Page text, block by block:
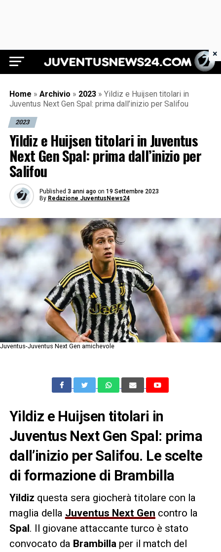
Juventus News 24
Home » Archivio » 2023 » Yildiz e Huijsen titolari in
Juventus Next Gen Spal: prima dall’inizio per Salifou
2023
Yildiz e Huijsen titolari in Juventus
Next Gen Spal: prima dall’inizio per
Salifou
Published 3 anni ago on 19 Settembre 2023
By Redazione JuventusNews24
Juventus-Juventus Next Gen amichevole
Yildiz e Huijsen titolari in
Juventus Next Gen Spal: prima
dall’inizio per Salifou. Le scelte
di formazione di Brambilla
Yildiz questa sera giocherà titolare con la
maglia della Juventus Next Gen contro la
Spal. Il giovane attaccante turco è stato
convocato da Brambillaper il match del
×